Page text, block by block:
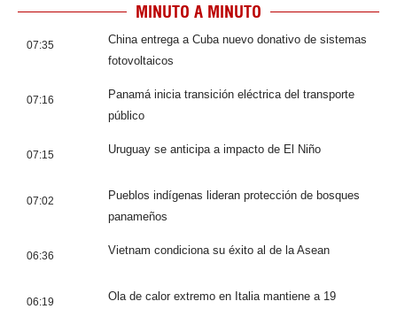
MINUTO A MINUTO
07:35
China entrega a Cuba nuevo donativo de sistemas
fotovoltaicos
07:16
Panamá inicia transición eléctrica del transporte
público
07:15 Uruguay se anticipa a impacto de El Niño
07:02
Pueblos indígenas lideran protección de bosques
panameños
06:36 Vietnam condiciona su éxito al de la Asean
06:19
Ola de calor extremo en Italia mantiene a 19